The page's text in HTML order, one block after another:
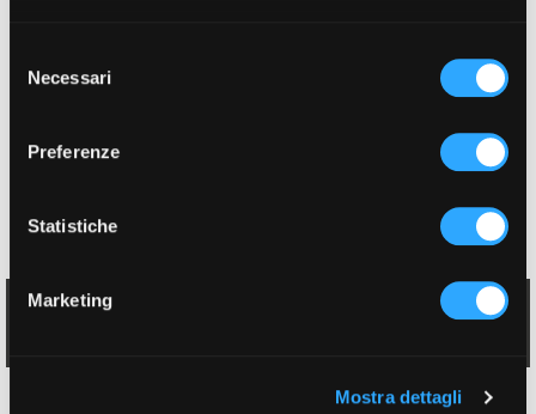
delNecessari
Preferenze
Statistiche
Marketing
Mostra dettagli
competenze spaziano dalla gestione degli ordini,
delle commesse per spingersi in profondità nella
Esperienze
APD Technology